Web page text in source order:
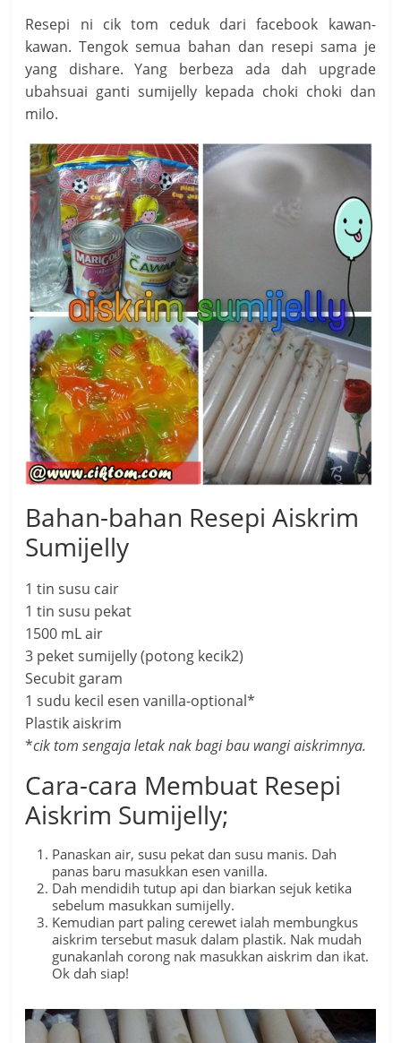
Resepi ni cik tom ceduk dari facebook kawan-
kawan. Tengok semua bahan dan resepi sama je
yang dishare. Yang berbeza ada dah upgrade
ubahsuai ganti sumijelly kepada choki choki dan
milo.
Bahan-bahan Resepi Aiskrim
Sumijelly
1 tin susu cair
1 tin susu pekat
1500 mL air
3 peket sumijelly (potong kecik2)
Secubit garam
1 sudu kecil esen vanilla-optional*
Plastik aiskrim
*cik tom sengaja letak nak bagi bau wangi aiskrimnya.
Cara-cara Membuat Resepi
Aiskrim Sumijelly;
Panaskan air, susu pekat dan susu manis. Dah
panas baru masukkan esen vanilla.
Dah mendidih tutup api dan biarkan sejuk ketika
sebelum masukkan sumijelly.
Kemudian part paling cerewet ialah membungkus
aiskrim tersebut masuk dalam plastik. Nak mudah
gunakanlah corong nak masukkan aiskrim dan ikat.
Ok dah siap!